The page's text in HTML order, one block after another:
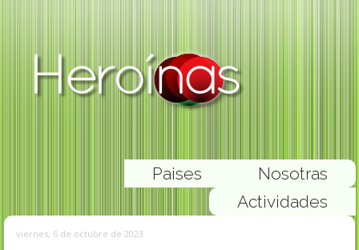
Nosotras
Paises
Actividades
viernes, 6 de octubre de 2023